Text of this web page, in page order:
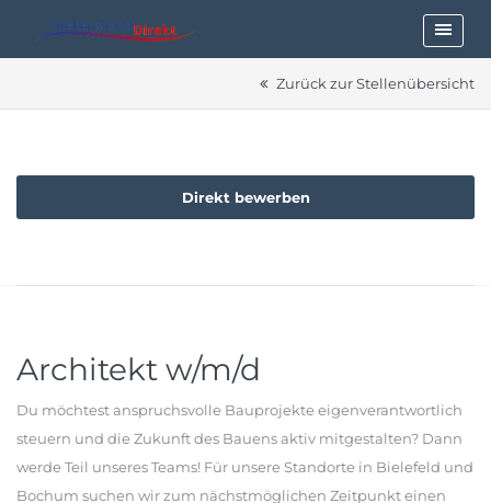
Zurück zur Stellenübersicht
Direkt bewerben
Architekt w/m/d
Du möchtest anspruchsvolle Bauprojekte eigenverantwortlich
steuern und die Zukunft des Bauens aktiv mitgestalten? Dann
werde Teil unseres Teams! Für unsere Standorte in Bielefeld und
Bochum suchen wir zum nächstmöglichen Zeitpunkt einen